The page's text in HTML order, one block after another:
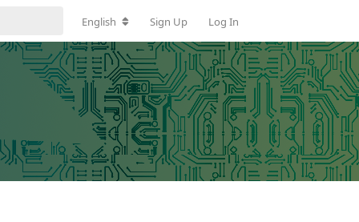
English Sign Up Log In